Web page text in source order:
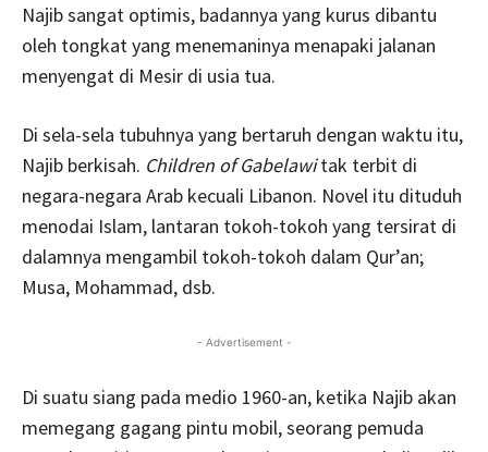
Najib sangat optimis, badannya yang kurus dibantu
oleh tongkat yang menemaninya menapaki jalanan
menyengat di Mesir di usia tua.
Di sela-sela tubuhnya yang bertaruh dengan waktu itu,
Najib berkisah. Children of Gabelawitak terbit di
negara-negara Arab kecuali Libanon. Novel itu dituduh
menodai Islam, lantaran tokoh-tokoh yang tersirat di
dalamnya mengambil tokoh-tokoh dalam Qur’an;
Musa, Mohammad, dsb.
- Advertisement -
Di suatu siang pada medio 1960-an, ketika Najib akan
memegang gagang pintu mobil, seorang pemuda